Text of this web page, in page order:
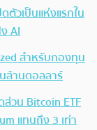
ตัวเป็นแห่งแรกใน
AI
สำหรับกองทุน
ล้านดอลลาร์
วน Bitcoin ETF
แทนถึง 3 เท่า